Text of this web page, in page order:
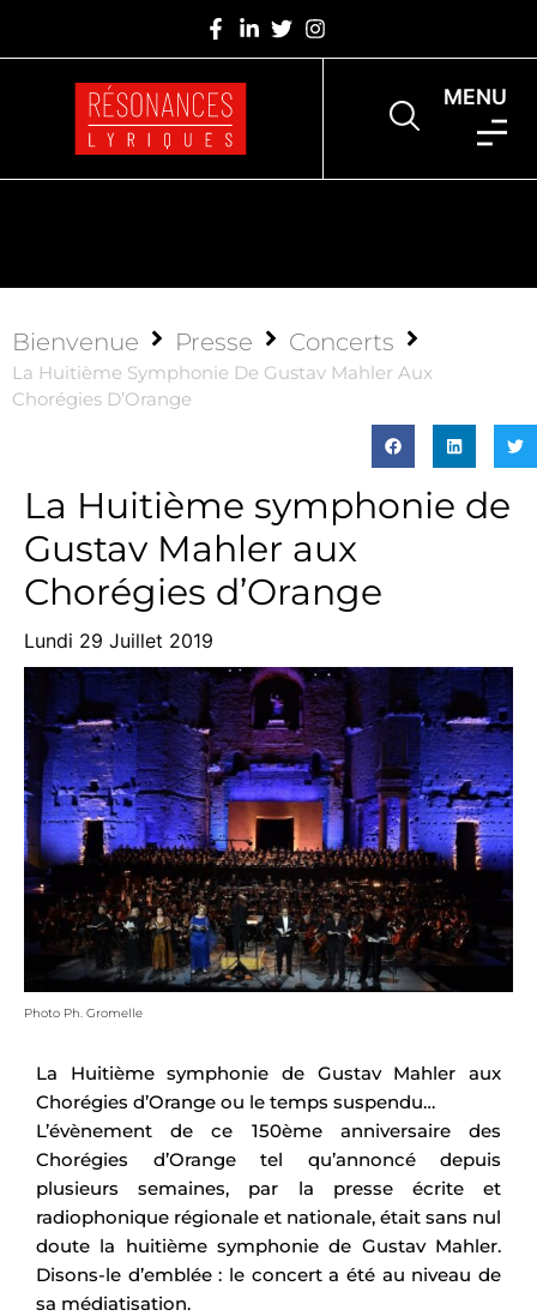
MENU
Bienvenue Presse Concerts
La Huitième Symphonie De Gustav Mahler Aux
Chorégies D’Orange
La Huitième symphonie de
Gustav Mahler aux
Chorégies d’Orange
Lundi 29 Juillet 2019
Photo Ph. Gromelle
La Huitième symphonie de Gustav Mahler aux
Chorégies d’Orange ou le temps suspendu…
L’évènement de ce 150ème anniversaire des
Chorégies d’Orange tel qu’annoncé depuis
plusieurs semaines, par la presse écrite et
radiophonique régionale et nationale, était sans nul
doute la huitième symphonie de Gustav Mahler.
Disons-le d’emblée : le concert a été au niveau de
sa médiatisation.